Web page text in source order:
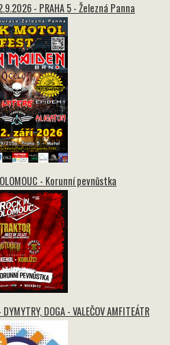
- PRAHA 5 - Železná Panna
- Korunní pevnůstka
DOGA - VALEČOV AMFITEÁTR